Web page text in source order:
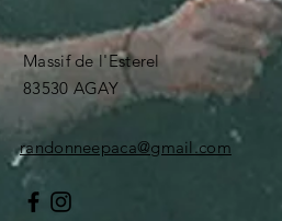
Massif de l'Esterel
83530 AGAY ​
randonneepaca@gmail.com